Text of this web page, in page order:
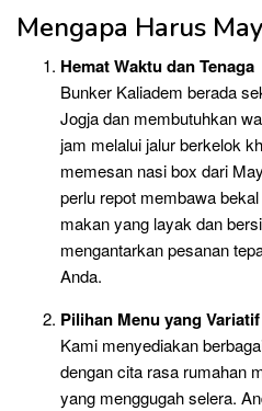
Mengapa Harus
Hemat Waktu dan Tenaga
Bunker Kaliadem berada
Jogja dan membutuhkan
jam melalui jalur berkelok
memesan nasi box dari
perlu repot membawa
makan yang layak dan
mengantarkan pesanan
Anda.
Pilihan Menu yang
Kami menyediakan
dengan cita rasa rumahan
yang menggugah selera.